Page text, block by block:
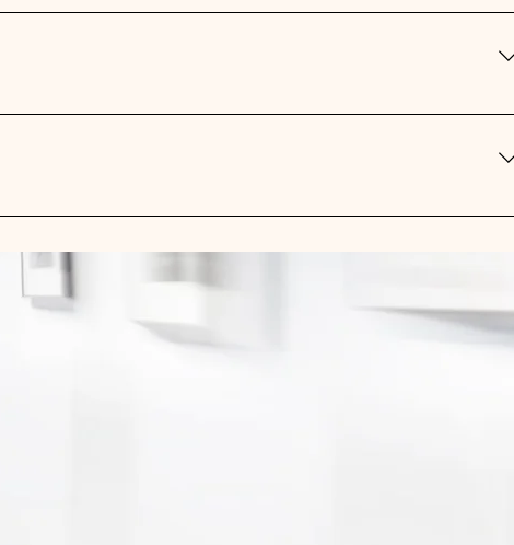
a perguntas comuns sobre seu negócio como "Qual é o horário de
a encontrar respostas rápidas e criar uma melhor experiência de
app mobile do Wix.